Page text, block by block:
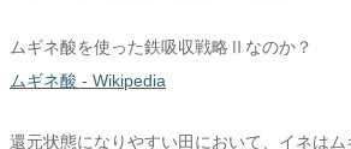
ムギネ酸を使った鉄吸収戦略Ⅱなのか？
ムギネ酸 - Wikipedia
還元状態になりやすい田において、イネは